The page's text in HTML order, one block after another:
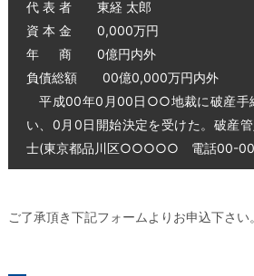
代 表 者 東経 太郎
資 本 金 0,000万円
年 商 0億円内外
負債総額 00億0,000万円内外
平成00年0月00日○○地裁に破産手
い、0月0日開始決定を受けた。破
士(東京都品川区○○○○○ 電話00-
ご了承頂き下記フォームよりお申込下さい。